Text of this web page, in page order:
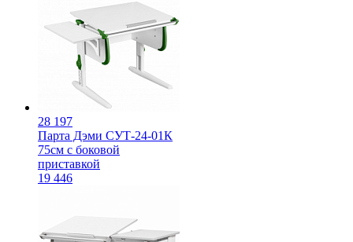
28 197
Парта Дэми СУТ-24-01К
75см с боковой
приставкой
19 446